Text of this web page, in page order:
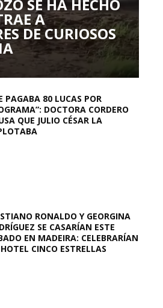
SE HA HECHO
A
DE CURIOSOS
PAGABA 80 LUCAS POR
DOCTORA CORDERO
QUE JULIO CÉSAR LA
RONALDO Y GEORGINA
SE CASARÍAN ESTE
EN MADEIRA: CELEBRARÍAN
CINCO ESTRELLAS